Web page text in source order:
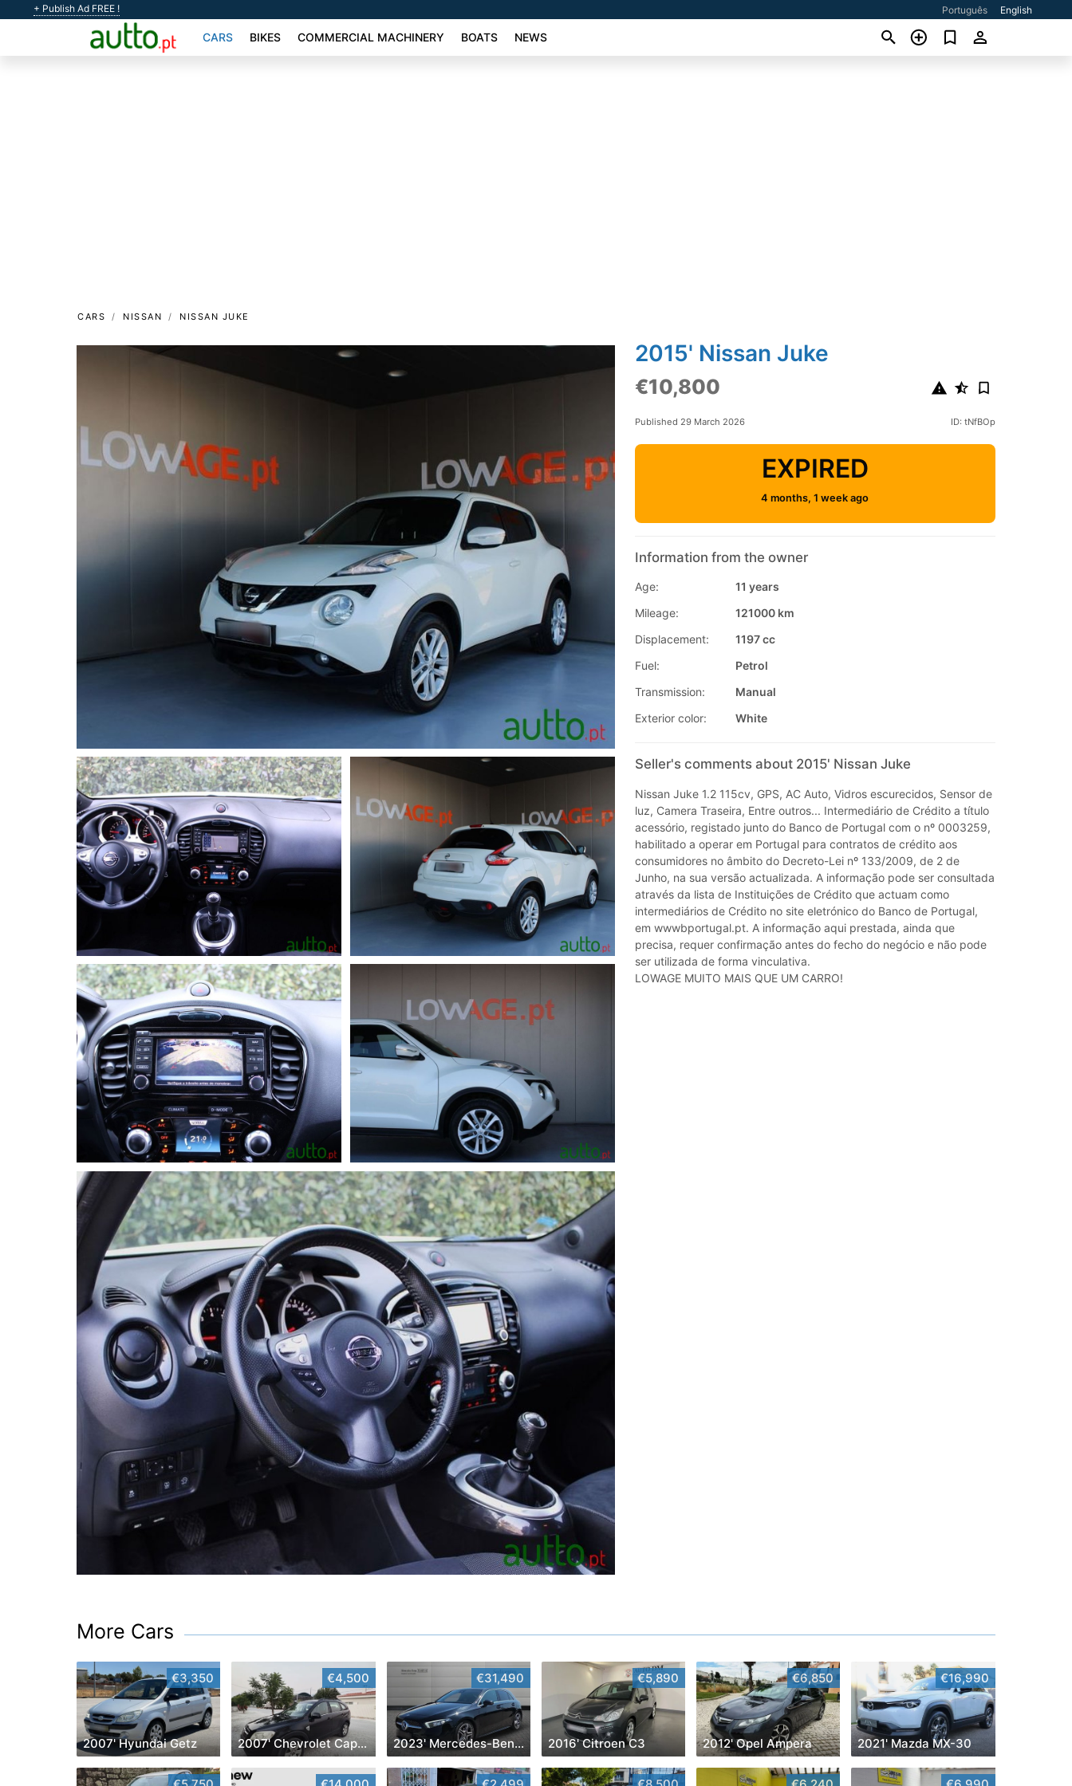
+ Publish Ad FREE ! Português English
CARS BIKES COMMERCIAL MACHINERY BOATS NEWS
CARS NISSAN NISSAN JUKE
2015' Nissan Juke
€10,800
Published 29 March 2026 ID: tNfBOp
EXPIRED
4 months, 1 week ago
Information from the owner
Age:
11 years
Mileage:
121000 km
Displacement:
1197 cc
Fuel:
Petrol
Transmission:
Manual
Exterior color:
White
Seller's comments about 2015' Nissan Juke
Nissan Juke 1.2 115cv, GPS, AC Auto, Vidros escurecidos, Sensor de
luz, Camera Traseira, Entre outros... Intermediário de Crédito a título
acessório, registado junto do Banco de Portugal com o nº 0003259,
habilitado a operar em Portugal para contratos de crédito aos
consumidores no âmbito do Decreto-Lei nº 133/2009, de 2 de
Junho, na sua versão actualizada. A informação pode ser consultada
através da lista de Instituições de Crédito que actuam como
intermediários de Crédito no site eletrónico do Banco de Portugal,
em wwwbportugal.pt. A informação aqui prestada, ainda que
precisa, requer confirmação antes do fecho do negócio e não pode
ser utilizada de forma vinculativa.
LOWAGE MUITO MAIS QUE UM CARRO!
More Cars
€3,350
2007' Hyundai Getz
€4,500
2007' Chevrolet Captiva
€31,490
2023' Mercedes-Benz Classe A D Amg Line Aut.
€5,890
2016' Citroen C3
€6,850
2012' Opel Ampera
€16,990
2021' Mazda MX-30